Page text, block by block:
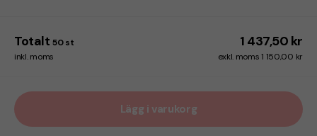
Totalt 50 st 1 437,50 kr
inkl. moms exkl. moms 1 150,00 kr
Lägg i varukorg